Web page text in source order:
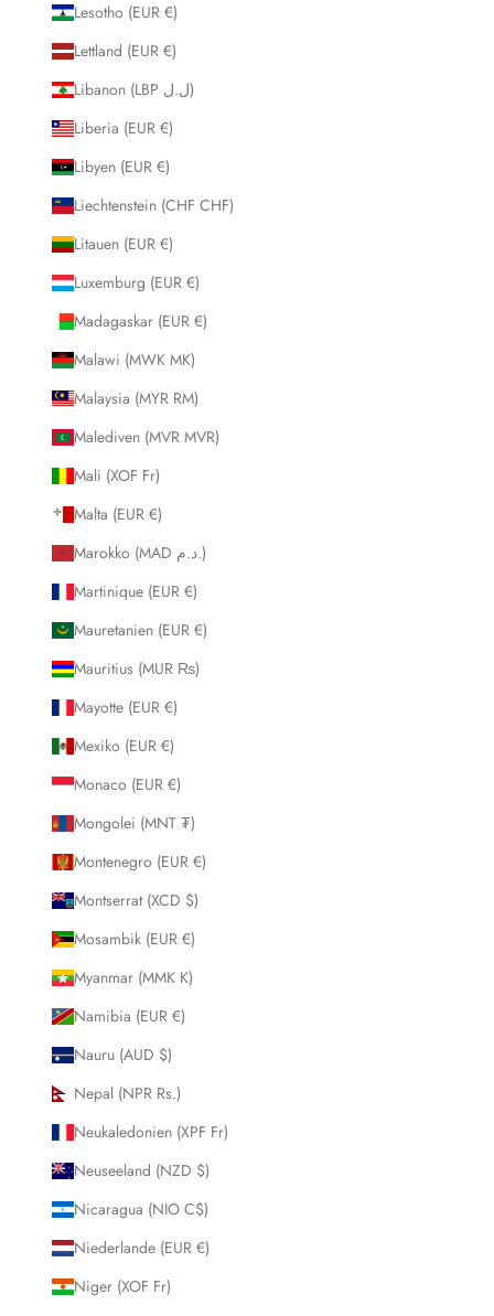
Lesotho (EUR €)
Lettland (EUR €)
Libanon (LBP ل.ل)
Liberia (EUR €)
Libyen (EUR €)
Liechtenstein (CHF CHF)
Litauen (EUR €)
Luxemburg (EUR €)
Madagaskar (EUR €)
Malawi (MWK MK)
Malaysia (MYR RM)
Malediven (MVR MVR)
Mali (XOF Fr)
Malta (EUR €)
Marokko (MAD د.م.)
Martinique (EUR €)
Mauretanien (EUR €)
Mauritius (MUR ₨)
Mayotte (EUR €)
Mexiko (EUR €)
Monaco (EUR €)
Mongolei (MNT ₮)
Montenegro (EUR €)
Montserrat (XCD $)
Mosambik (EUR €)
Myanmar (MMK K)
Namibia (EUR €)
Nauru (AUD $)
Nepal (NPR Rs.)
Neukaledonien (XPF Fr)
Neuseeland (NZD $)
Nicaragua (NIO C$)
Niederlande (EUR €)
Niger (XOF Fr)